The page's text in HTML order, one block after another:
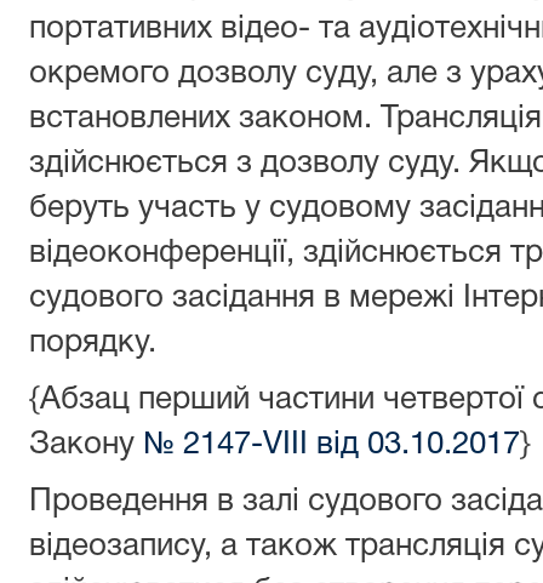
портативних відео- та
окремого дозволу суду, але з
встановлених законом.
здійснюється з дозволу суду.
беруть участь у судовому
відеоконференції, здійснюється
судового засідання в мережі
порядку.
{Абзац перший частини четвертої
Закону № 2147-VIII від 03.10.2017}
Проведення в залі судового
відеозапису, а також трансляція